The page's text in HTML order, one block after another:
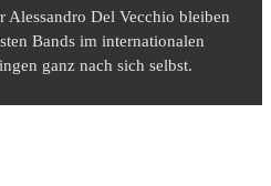
Alessandro Del Vecchio bleiben
Bands im internationalen
ganz nach sich selbst.